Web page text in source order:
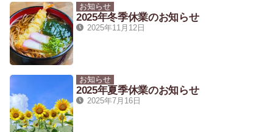
お知らせ
2025年冬季休業のお知らせ
2025年11月12日
お知らせ
2025年夏季休業のお知らせ
2025年7月16日